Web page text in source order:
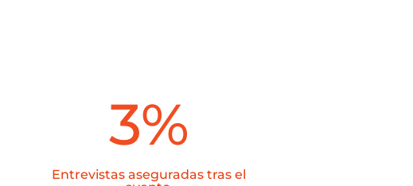
3%
Entrevistas aseguradas tras el